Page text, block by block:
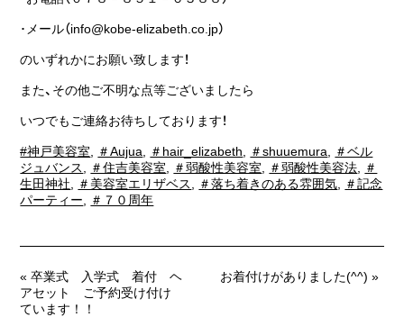
･メール（info@kobe-elizabeth.co.jp）
のいずれかにお願い致します！
また、その他ご不明な点等ございましたら
いつでもご連絡お待ちしております！
#神戸美容室 ＃Aujua ＃hair_elizabeth ＃shuuemura
＃ベル
ジュバンス
＃住吉美容室 ＃弱酸性美容室 ＃弱酸性美容法
＃
生田神社
＃美容室エリザベス ＃落ち着きのある雰囲気
＃記念
パーティー
＃７０周年
« 卒業式 入学式 着付 ヘ
アセット ご予約受け付け
ています！！
お着付けがありました(^^) »